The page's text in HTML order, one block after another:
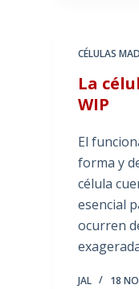
CÉLULAS
La
WIP
El
forma y
célula
esencial
ocurren
JAL 18